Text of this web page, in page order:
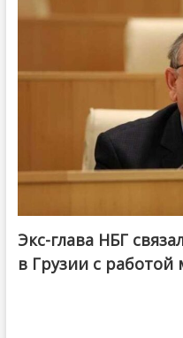
Экс-глава НБГ
в Грузии с